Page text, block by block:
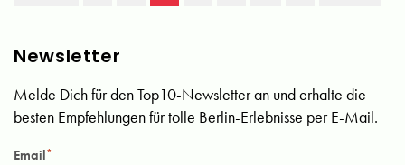
Newsletter
Melde Dich für den Top10-Newsletter an und erhalte die
besten Empfehlungen für tolle Berlin-Erlebnisse per E-Mail.
Email*